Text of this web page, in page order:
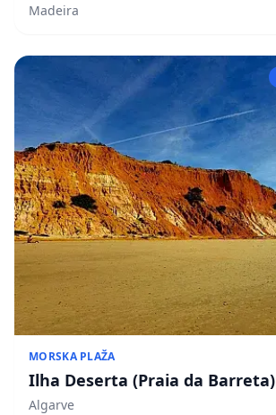
Madeira
MORSKA PLAŽA
Ilha Deserta (Praia da Barreta)
Algarve